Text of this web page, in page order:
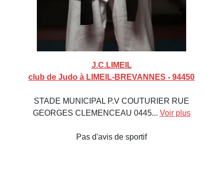
J.C.LIMEIL
club de Judo à LIMEIL-BREVANNES - 94450
STADE MUNICIPAL P.V COUTURIER RUE
GEORGES CLEMENCEAU 0445... Voir plus
Pas d'avis de sportif